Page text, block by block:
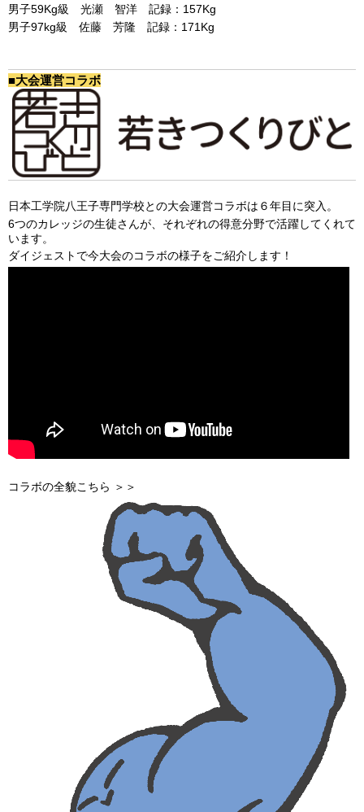
男子59Kg級 光瀬 智洋 記録：157Kg
男子97kg級 佐藤 芳隆 記録：171Kg
■大会運営コラボ
日本工学院八王子専門学校との大会運営コラボは６年目に突入。
6つのカレッジの生徒さんが、それぞれの得意分野で活躍してくれて
います。
ダイジェストで今大会のコラボの様子をご紹介します！
コラボの全貌こちら ＞＞